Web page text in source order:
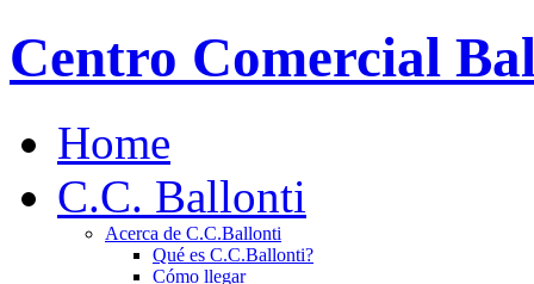
Centro Comercial
Home
C.C. Ballonti
Acerca de C.C.Ballonti
Qué es C.C.Ballonti?
Cómo llegar